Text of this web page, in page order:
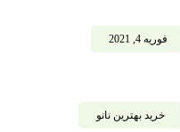
فوریه 4, 2021
خرید بهترین نانو